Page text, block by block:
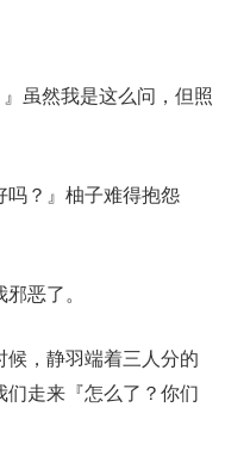
虽然我是这么问，但照
吗？』柚子难得抱怨
恶了。
候，静羽端着三人分的
走来『怎么了？你们